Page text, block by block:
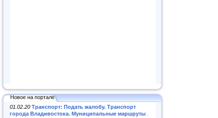
Новое на портале
01.02.20 Транспорт: Подать жалобу. Транспорт
города Владивостока. Муниципальные маршруты